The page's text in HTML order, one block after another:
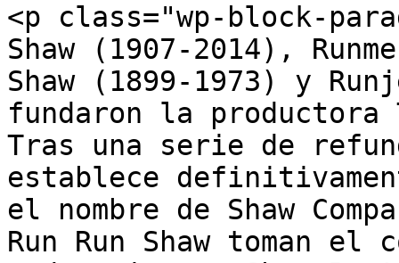
<p class="wp-block-
Shaw (1907-2014),
Shaw (1899-1973) y
fundaron la
Tras una serie de
establece
el nombre de Shaw
Run Run Shaw toman